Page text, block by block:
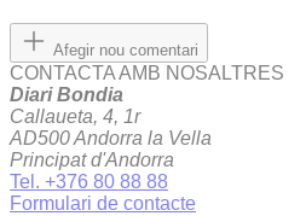
Afegir nou comentari
CONTACTA AMB NOSALTRES
Diari Bondia
Callaueta, 4, 1r
AD500 Andorra la Vella
Principat d'Andorra
Tel. +376 80 88 88
Formulari de contacte